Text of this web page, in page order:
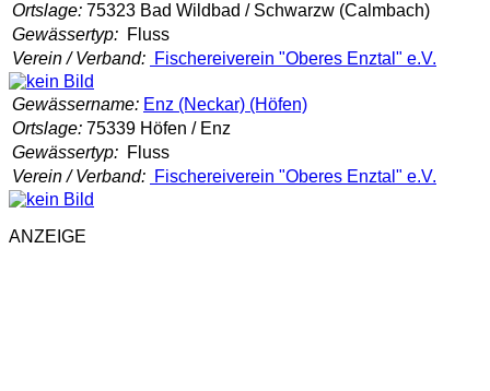
Ortslage: 75323 Bad Wildbad / Schwarzw (Calmbach)
Gewässertyp: Fluss
Verein / Verband: Fischereiverein "Oberes Enztal" e.V.
Gewässername: Enz (Neckar) (Höfen)
Ortslage: 75339 Höfen / Enz
Gewässertyp: Fluss
Verein / Verband: Fischereiverein "Oberes Enztal" e.V.
ANZEIGE